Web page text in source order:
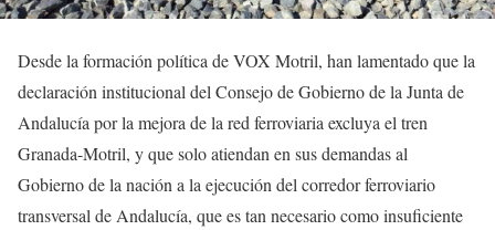
Desde la formación política de VOX Motril, han lamentado que la
declaración institucional del Consejo de Gobierno de la Junta de
Andalucía por la mejora de la red ferroviaria excluya el tren
Granada-Motril, y que solo atiendan en sus demandas al
Gobierno de la nación a la ejecución del corredor ferroviario
transversal de Andalucía, que es tan necesario como insuficiente